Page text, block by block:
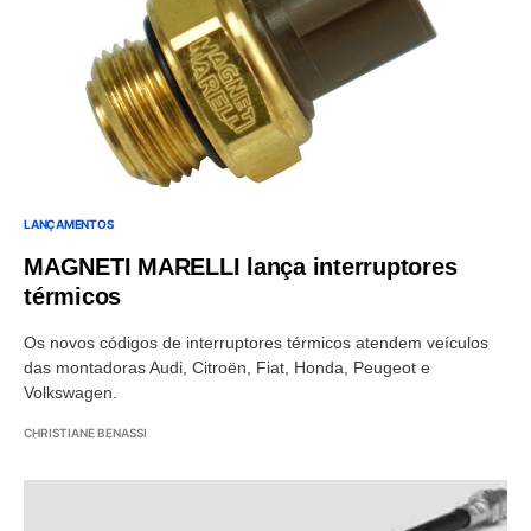
LANÇAMENTOS
MAGNETI MARELLI lança interruptores
térmicos
Os novos códigos de interruptores térmicos atendem veículos
das montadoras Audi, Citroën, Fiat, Honda, Peugeot e
Volkswagen.
CHRISTIANE BENASSI